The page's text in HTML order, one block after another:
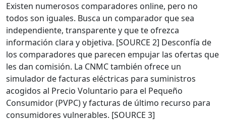
Existen numerosos comparadores online, pero no
todos son iguales. Busca un comparador que sea
independiente, transparente y que te ofrezca
información clara y objetiva. [SOURCE 2] Desconfía de
los comparadores que parecen empujar las ofertas que
les dan comisión. La CNMC también ofrece un
simulador de facturas eléctricas para suministros
acogidos al Precio Voluntario para el Pequeño
Consumidor (PVPC) y facturas de último recurso para
consumidores vulnerables. [SOURCE 3]